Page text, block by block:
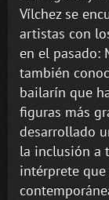
Vílchez se
artistas con
en el pasado:
también
bailarín que
figuras más
desarrollado
la inclusión a
intérprete